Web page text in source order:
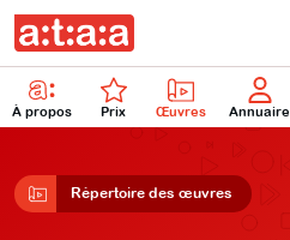
À propos Prix Œuvres Annuaire
Répertoire des œuvres